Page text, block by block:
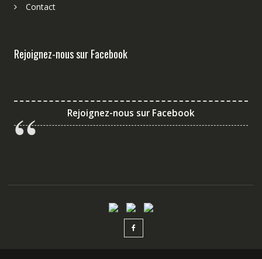
Contact
Rejoignez-nous sur Facebook
Rejoignez-nous sur Facebook